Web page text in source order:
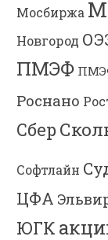
Мосбиржа
Новгород
ПМЭФ
Роснано
Сбер
Софтлайн
ЦФА
ЮГК